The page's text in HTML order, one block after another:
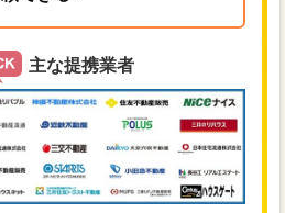
主な提携業者